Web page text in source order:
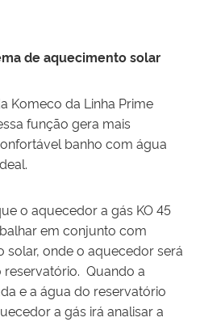
de aquecimento solar
Komeco da Linha Prime
função gera mais
banho com água
o aquecedor a gás KO45
em conjunto com
solar, onde o aquecedor será
reservatório. Quando a
e a água do reservatório
a gás irá analisar a